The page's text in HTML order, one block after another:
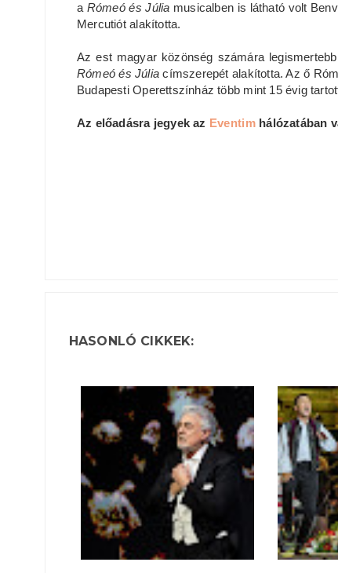
a Rómeó és Júlia musicalben is látható volt
Mercutiót alakította.
Az est magyar közönség számára
Rómeó és Júlia címszerepét alakította. Az ő
Budapesti Operettszínház több mint 15 évig
Az előadásra jegyek az Eventimhálózatában
HASONLÓ CIKKEK: